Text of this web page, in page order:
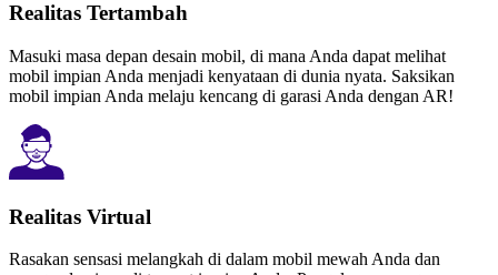
Realitas Tertambah
Masuki masa depan desain mobil, di mana Anda dapat melihat
mobil impian Anda menjadi kenyataan di dunia nyata. Saksikan
mobil impian Anda melaju kencang di garasi Anda dengan AR!
Realitas Virtual
Rasakan sensasi melangkah di dalam mobil mewah Anda dan